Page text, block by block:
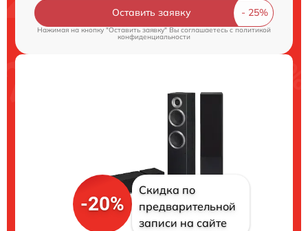
Оставить заявку
Нажимая на кнопку "Оставить заявку" Вы соглашаетесь c политикой
конфиденциальности
-20%
Скидка по
предварительной
записи на сайте